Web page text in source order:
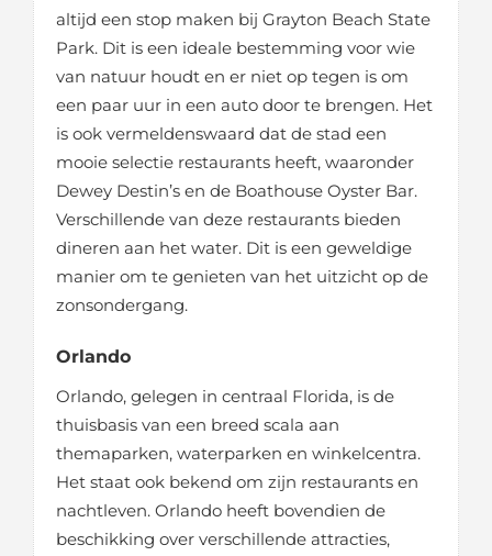
altijd een stop maken bij Grayton Beach State
Park. Dit is een ideale bestemming voor wie
van natuur houdt en er niet op tegen is om
een paar uur in een auto door te brengen. Het
is ook vermeldenswaard dat de stad een
mooie selectie restaurants heeft, waaronder
Dewey Destin’s en de Boathouse Oyster Bar.
Verschillende van deze restaurants bieden
dineren aan het water. Dit is een geweldige
manier om te genieten van het uitzicht op de
zonsondergang.
Orlando
Orlando, gelegen in centraal Florida, is de
thuisbasis van een breed scala aan
themaparken, waterparken en winkelcentra.
Het staat ook bekend om zijn restaurants en
nachtleven. Orlando heeft bovendien de
beschikking over verschillende attracties,